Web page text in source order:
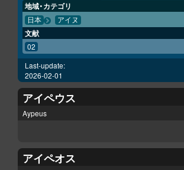
地域・カテゴリ
日本 アイヌ
文献
02
Last-update:
2026-02-01
アイペウス
Aypeus
アイペオス